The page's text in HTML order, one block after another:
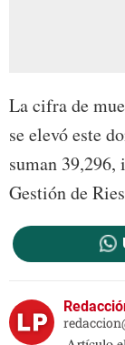
La cifra de
se elevó este
suman
Gestión de